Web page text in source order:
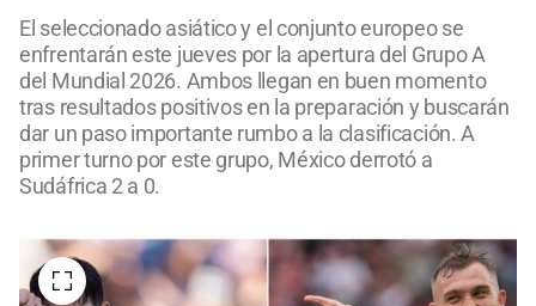
El seleccionado asiático y el conjunto europeo se
enfrentarán este jueves por la apertura del Grupo A
del Mundial 2026. Ambos llegan en buen momento
tras resultados positivos en la preparación y buscarán
dar un paso importante rumbo a la clasificación. A
primer turno por este grupo, México derrotó a
Sudáfrica 2 a 0.